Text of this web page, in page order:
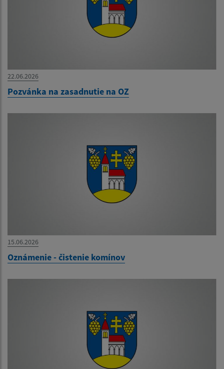
22.06.2026
Pozvánka na zasadnutie na OZ
15.06.2026
Oznámenie - čistenie komínov